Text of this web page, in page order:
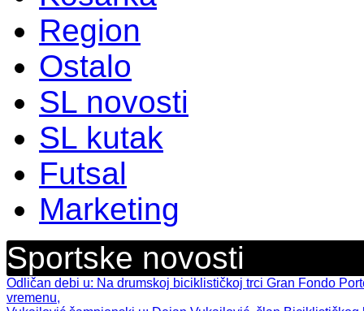
Region
Ostalo
SL novosti
SL kutak
Futsal
Marketing
Sportske novosti
Odličan debi u: Na drumskoj biciklističkoj trci Gran Fondo
vremenu,